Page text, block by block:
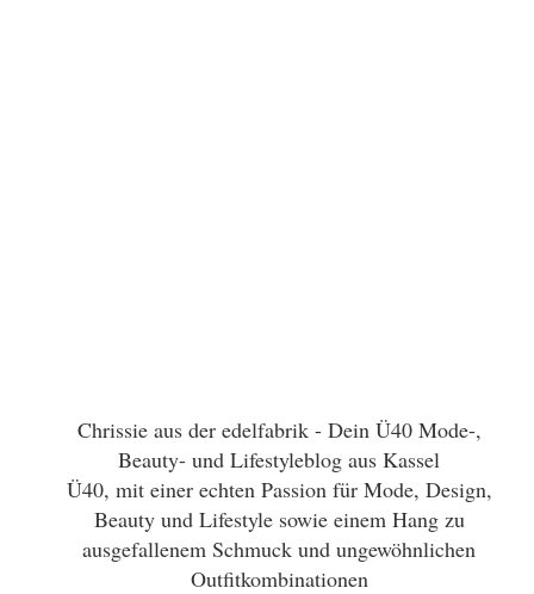
Chrissie aus der edelfabrik - Dein Ü40 Mode-,
Beauty- und Lifestyleblog aus Kassel
Ü40, mit einer echten Passion für Mode, Design,
Beauty und Lifestyle sowie einem Hang zu
ausgefallenem Schmuck und ungewöhnlichen
Outfitkombinationen